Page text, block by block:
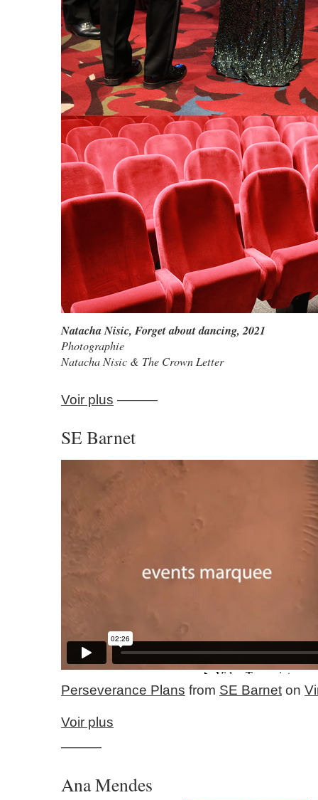
Natacha Nisic, Forget about dancing, 2021
Photographie
Natacha Nisic & The Crown Letter
Voir plus ———
SE Barnet
Perseverance Plans from SE Barnet on
Voir plus
———
Ana Mendes